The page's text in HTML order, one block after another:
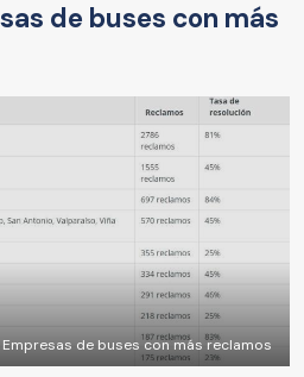
de buses con más
de buses con más reclamos